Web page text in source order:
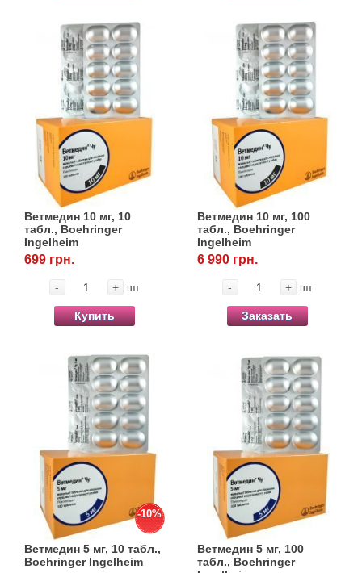
Ветмедин 10 мг, 10
табл., Boehringer
Ingelheim
699 грн.
- + шт
Купить
Ветмедин 10 мг, 100
табл., Boehringer
Ingelheim
6 990 грн.
- + шт
Заказать
-10%
Ветмедин 5 мг, 10 табл.,
Boehringer Ingelheim
Ветмедин 5 мг, 100
табл., Boehringer